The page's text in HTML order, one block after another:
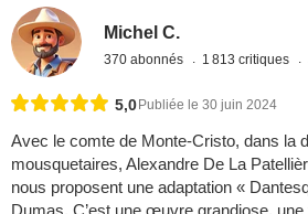
Michel C.
370 abonnés 1 813 critiques
5,0 Publiée le 30 juin 2024
Avec le comte de Monte-Cristo, dans la
mousquetaires, Alexandre De La
nous proposent une adaptation «